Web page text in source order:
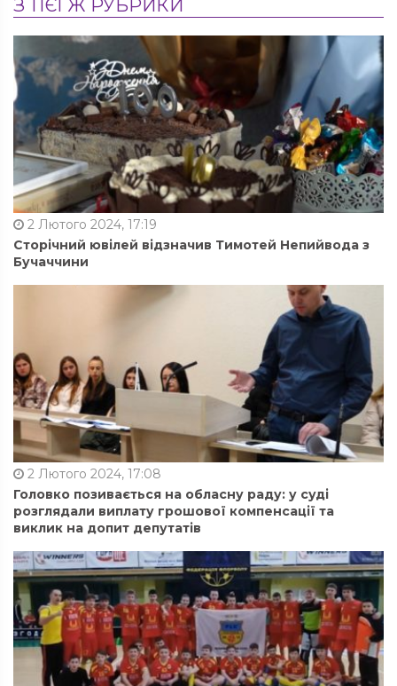
З ТІЄЇ Ж РУБРИКИ
2 Лютого 2024, 17:19
Сторічний ювілей відзначив Тимотей Непийвода з
Бучаччини
2 Лютого 2024, 17:08
Головко позивається на обласну раду: у суді
розглядали виплату грошової компенсації та
виклик на допит депутатів